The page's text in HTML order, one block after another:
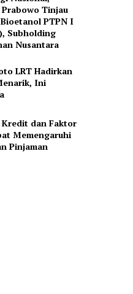
Tinjau
PTPN I
Subholding
Nusantara
LRT Hadirkan
Ini
Kredit dan Faktor
Memengaruhi
Pinjaman